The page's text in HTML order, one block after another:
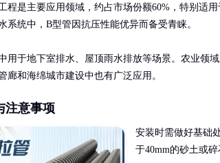
程是主要应用领域，约占市场份额60%，特别适
系统中，B型管因抗压性能优异而备受青睐。
用于地下室排水、屋顶雨水排放等场景。农业领
廊和海绵城市建设中也有广泛应用。
注意事项
安装时需做好基础
于40mm的砂土或